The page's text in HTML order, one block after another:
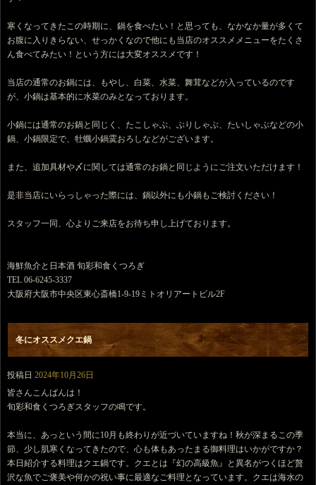
寒くなってきたこの時期に、鍋を食べたい！と思っても、なかなか量が多くて
お腹に入りきらない、せっかくなので他にも当店のオススメメニューをたくさ
ん食べてみたい！という方には大変オススメです！
当店の通常のお鍋には、もやし、白菜、水菜、舞茸などが入っているのです
が、小鍋は基本的に水菜のみとなっております。
小鍋には通常のお鍋と同じく、たこしゃぶ、ぶりしゃぶ、たいしゃぶなどの小
鍋、小鍋限定で、牡蠣小鍋霙おろしなどがございます。
また、追加具材や〆に関しては通常のお鍋と同じようにご注文いただけます！
是非当店にいらっしゃった際には、鍋以外にも小鍋もご検討ください！
スタッフ一同、心よりご来店をお待ち申し上げております。
海鮮魚介と日本酒 旬彩和食くつろぎ
TEL 06-6245-3337
大阪府大阪市中央区東心斎橋1-9-19ミトオリアートビル2F
冬にオススメクエ鍋
投稿日 2024年10月26日
皆さんこんばんは！
旬彩和食くつろぎスタッフの鳴です。
本当に、あっという間に10月も終わりが近づいていますね！秋が深まるこの季
節、少し肌寒くなってきたので、心も体もあったまる御料理はいかがですか？
本日紹介する料理はクエ鍋です。クエとは『幻の高級魚』と異名がつくほど贅
沢な魚でご褒美や何かの祝い事に最適なご料理となっています。クエは海水の